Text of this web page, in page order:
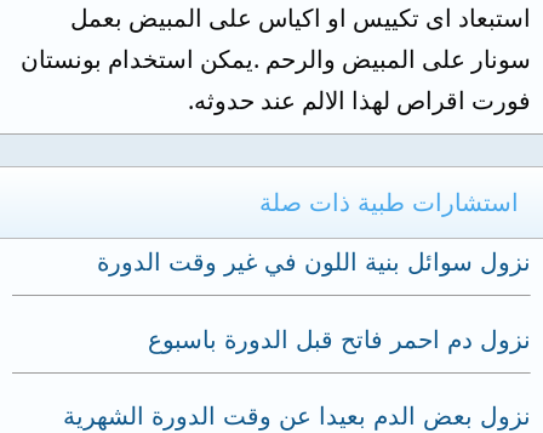
استبعاد اى تكييس او اكياس على المبيض بعمل
سونار على المبيض والرحم .يمكن استخدام بونستان
فورت اقراص لهذا الالم عند حدوثه.
استشارات طبية ذات صلة
نزول سوائل بنية اللون في غير وقت الدورة
نزول دم احمر فاتح قبل الدورة باسبوع
نزول بعض الدم بعيدا عن وقت الدورة الشهرية